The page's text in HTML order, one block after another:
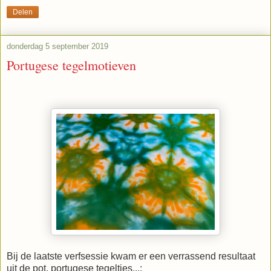
Delen
donderdag 5 september 2019
Portugese tegelmotieven
Bij de laatste verfsessie kwam er een verrassend resultaat
uit de pot, portugese tegeltjes...: